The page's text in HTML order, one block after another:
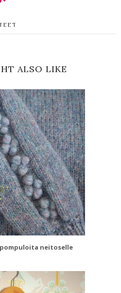
ALSO LIKE
neitoselle